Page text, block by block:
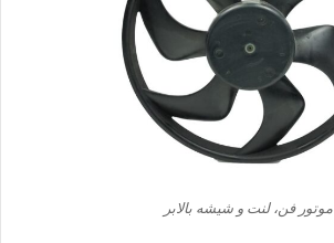
موتور فن، لنت و شیشه بالابر